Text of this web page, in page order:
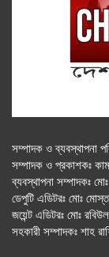
সম্পাদক ও ব্যবস্থাপনা
সম্পাদক ও প্রকাশকঃ
ব্যবস্থাপনা সম্পাদকঃ
ডেপুটি এডিটরঃ মোঃ
জয়েন্ট এডিটরঃ মোঃ
সহকারী সম্পাদকঃ শাহ